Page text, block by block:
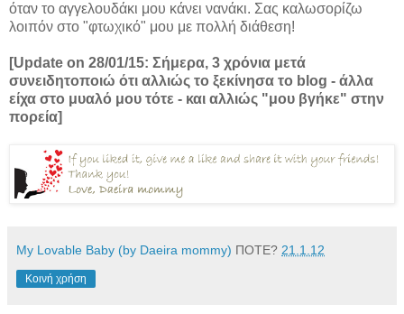
όταν το αγγελουδάκι μου κάνει νανάκι. Σας καλωσορίζω
λοιπόν στο "φτωχικό" μου με πολλή διάθεση!
[Update on 28/01/15: Σήμερα, 3 χρόνια μετά
συνειδητοποιώ ότι αλλιώς το ξεκίνησα το blog - άλλα
είχα στο μυαλό μου τότε - και αλλιώς "μου βγήκε" στην
πορεία]
My Lovable Baby (by Daeira mommy) ΠΟΤΕ? 21.1.12
Κοινή χρήση